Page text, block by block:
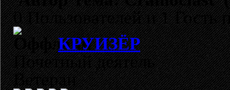
0 Пользователей и 1 Гость
КРУИЗЁР
Почетный деятель
Ветеран